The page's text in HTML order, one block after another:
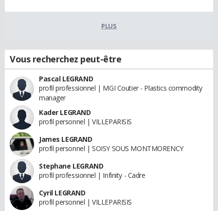
PLUS
Vous recherchez peut-être
Pascal LEGRAND
profil professionnel | MGI Coutier - Plastics commodity
manager
Kader LEGRAND
profil personnel | VILLEPARISIS
James LEGRAND
profil personnel | SOISY SOUS MONTMORENCY
Stephane LEGRAND
profil professionnel | Infinity - Cadre
Cyril LEGRAND
profil personnel | VILLEPARISIS